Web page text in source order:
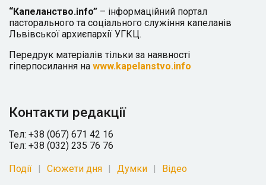
“Капеланство.info” – інформаційний портал
пасторального та соціального служіння капеланів
Львівської архиєпархії УГКЦ.
Передрук матеріалів тільки за наявності
гіперпосилання на www.kapelanstvo.info
Контакти редакції
Тел: +38 (067) 671 42 16
Тел: +38 (032) 235 76 76
Події Сюжети дня Думки Відео